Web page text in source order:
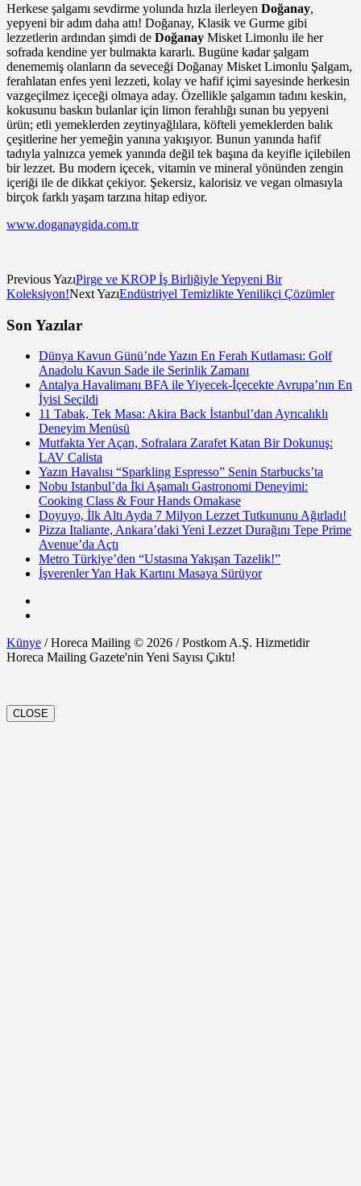
Herkese şalgamı sevdirme yolunda hızla ilerleyen Doğanay,
yepyeni bir adım daha attı! Doğanay, Klasik ve Gurme gibi
lezzetlerin ardından şimdi de Doğanay Misket Limonlu ile her
sofrada kendine yer bulmakta kararlı. Bugüne kadar şalgam
denememiş olanların da seveceği Doğanay Misket Limonlu Şalgam,
ferahlatan enfes yeni lezzeti, kolay ve hafif içimi sayesinde herkesin
vazgeçilmez içeceği olmaya aday. Özellikle şalgamın tadını keskin,
kokusunu baskın bulanlar için limon ferahlığı sunan bu yepyeni
ürün; etli yemeklerden zeytinyağlılara, köfteli yemeklerden balık
çeşitlerine her yemeğin yanına yakışıyor. Bunun yanında hafif
tadıyla yalnızca yemek yanında değil tek başına da keyifle içilebilen
bir lezzet. Bu modern içecek, vitamin ve mineral yönünden zengin
içeriği ile de dikkat çekiyor. Şekersiz, kalorisiz ve vegan olmasıyla
birçok farklı yaşam tarzına hitap ediyor.
www.doganaygida.com.tr
Previous YazıPirge ve KROP İş Birliğiyle Yepyeni Bir
Koleksiyon!Next YazıEndüstriyel Temizlikte Yenilikçi Çözümler
Son Yazılar
Dünya Kavun Günü’nde Yazın En Ferah Kutlaması: Golf
Anadolu Kavun Sade ile Serinlik Zamanı
Antalya Havalimanı BFA ile Yiyecek-İçecekte Avrupa’nın En
İyisi Seçildi
11 Tabak, Tek Masa: Akira Back İstanbul’dan Ayrıcalıklı
Deneyim Menüsü
Mutfakta Yer Açan, Sofralara Zarafet Katan Bir Dokunuş:
LAV Calista
Yazın Havalısı “Sparkling Espresso” Senin Starbucks’ta
Nobu Istanbul’da İki Aşamalı Gastronomi Deneyimi:
Cooking Class & Four Hands Omakase
Doyuyo, İlk Altı Ayda 7 Milyon Lezzet Tutkununu Ağırladı!
Pizza Italiante, Ankara’daki Yeni Lezzet Durağını Tepe Prime
Avenue’da Açtı
Metro Türkiye’den “Ustasına Yakışan Tazelik!”
İşverenler Yan Hak Kartını Masaya Sürüyor
Künye / Horeca Mailing © 2026 / Postkom A.Ş. Hizmetidir
Horeca Mailing Gazete'nin Yeni Sayısı Çıktı!
CLOSE